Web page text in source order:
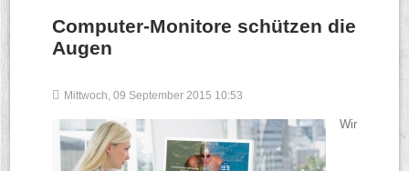
Computer-Monitore schützen die
Augen
Mittwoch, 09 September 2015 10:53
Wir